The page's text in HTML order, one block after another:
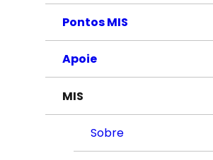
Pontos MIS
Apoie
MIS
Sobre